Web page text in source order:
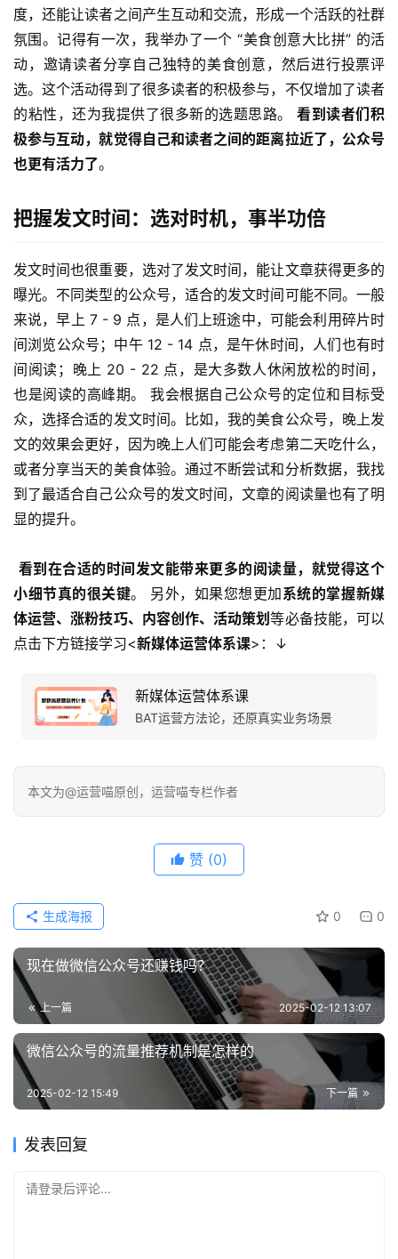
度，还能让读者之间产生互动和交流，形成一个活跃的社群
氛围。记得有一次，我举办了一个 “美食创意大比拼” 的活
动，邀请读者分享自己独特的美食创意，然后进行投票评
选。这个活动得到了很多读者的积极参与，不仅增加了读者
的粘性，还为我提供了很多新的选题思路。 看到读者们积
极参与互动，就觉得自己和读者之间的距离拉近了，公众号
也更有活力了。
把握发文时间：选对时机，事半功倍
发文时间也很重要，选对了发文时间，能让文章获得更多的
曝光。不同类型的公众号，适合的发文时间可能不同。一般
来说，早上 7 - 9 点，是人们上班途中，可能会利用碎片时
间浏览公众号；中午 12 - 14 点，是午休时间，人们也有时
间阅读；晚上 20 - 22 点，是大多数人休闲放松的时间，
也是阅读的高峰期。 我会根据自己公众号的定位和目标受
众，选择合适的发文时间。比如，我的美食公众号，晚上发
文的效果会更好，因为晚上人们可能会考虑第二天吃什么，
或者分享当天的美食体验。通过不断尝试和分析数据，我找
到了最适合自己公众号的发文时间，文章的阅读量也有了明
显的提升。
看到在合适的时间发文能带来更多的阅读量，就觉得这个
小细节真的很关键。 另外，如果您想更加系统的掌握新媒
体运营、涨粉技巧、内容创作、活动策划等必备技能，可以
点击下方链接学习<新媒体运营体系课>：↓
新媒体运营体系课
BAT运营方法论，还原真实业务场景
本文为@运营喵原创，运营喵专栏作者
赞 (0)
0 0
生成海报
现在做微信公众号还赚钱吗？
上一篇 2025-02-12 13:07
微信公众号的流量推荐机制是怎样的
下一篇
2025-02-12 15:49
发表回复
请登录后评论...